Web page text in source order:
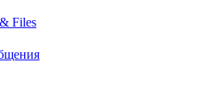
Files